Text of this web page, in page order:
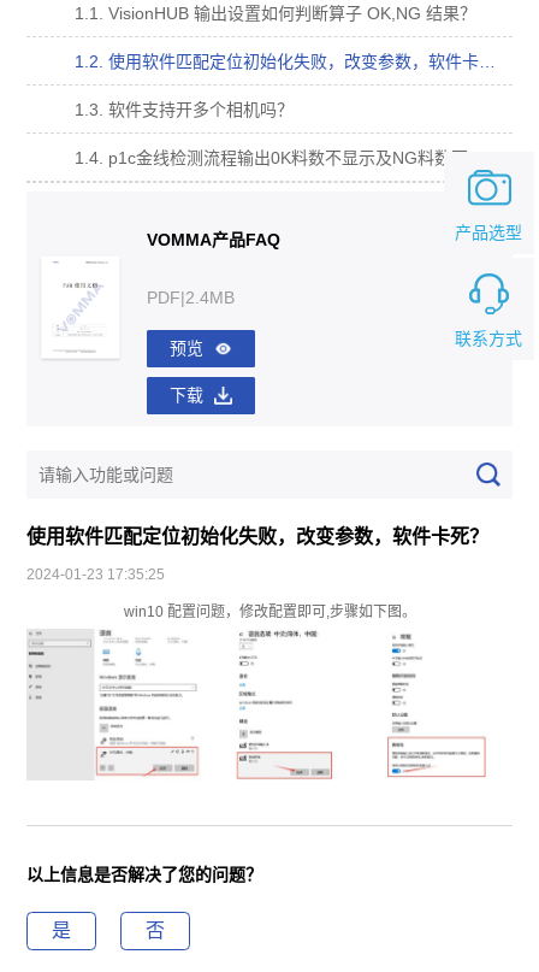
1.1. VisionHUB 输出设置如何判断算子 OK,NG 结果？
1.3. 软件支持开多个相机吗？
VOMMA产品FAQ
PDF|2.4MB
预览
下载
使用软件匹配定位初始化失败，改变参数，软件卡死？
2024-01-23 17:35:25
win10 配置问题，修改配置即可,步骤如下图。
以上信息是否解决了您的问题？
是 否
联系方式
产品选型